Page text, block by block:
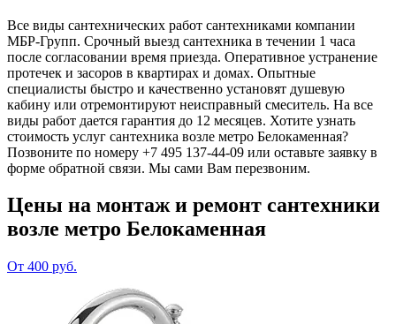
Все виды сантехнических работ сантехниками компании
МБР-Групп. Срочный выезд сантехника в течении 1 часа
после согласовании время приезда. Оперативное устранение
протечек и засоров в квартирах и домах. Опытные
специалисты быстро и качественно установят душевую
кабину или отремонтируют неисправный смеситель. На все
виды работ дается гарантия до 12 месяцев. Хотите узнать
стоимость услуг сантехника возле метро Белокаменная?
Позвоните по номеру +7 495 137-44-09 или оставьте заявку в
форме обратной связи. Мы сами Вам перезвоним.
Цены на монтаж и ремонт сантехники
возле метро Белокаменная
От 400 руб.